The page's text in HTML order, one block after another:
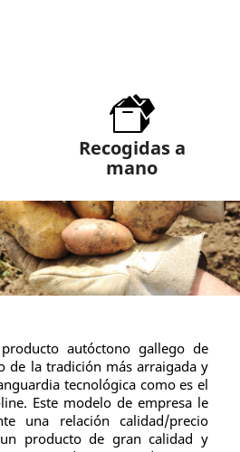
Recogidas a
mano
autóctono gallego de
de la tradición más arraigada y
tecnológica como es el
Este modelo de empresa le
una relación calidad/precio
producto de gran calidad y